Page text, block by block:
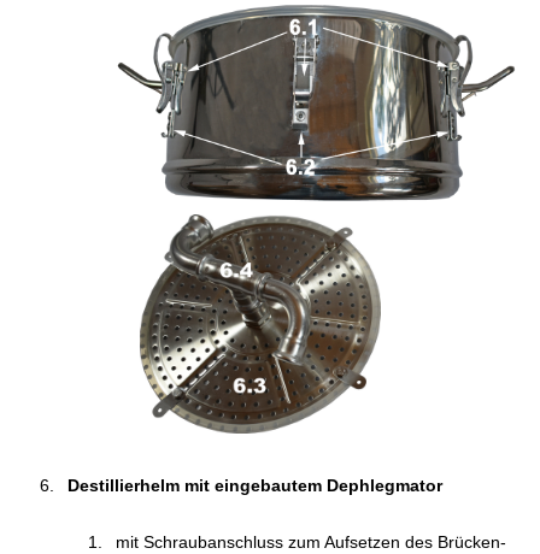
Destillierhelm mit eingebautem Dephlegmator
mit Schraubanschluss zum Aufsetzen des Brücken-